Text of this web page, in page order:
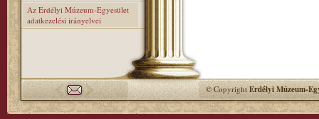
Az Erdélyi Múzeum-Egyesület
adatkezelési irányelvei
© CopyrightErdélyi Múzeum-